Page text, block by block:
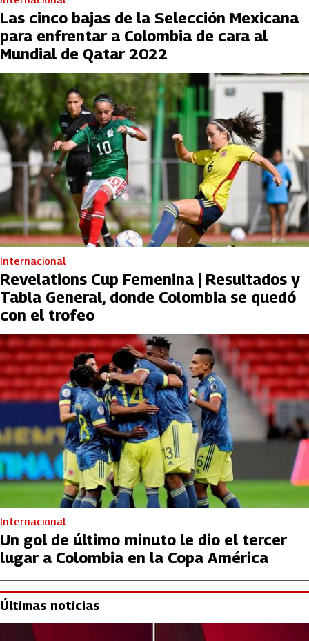
Las cinco bajas de la Selección Mexicana
para enfrentar a Colombia de cara al
Mundial de Qatar 2022
Internacional
Revelations Cup Femenina | Resultados y
Tabla General, donde Colombia se quedó
con el trofeo
Internacional
Un gol de último minuto le dio el tercer
lugar a Colombia en la Copa América
Últimas noticias